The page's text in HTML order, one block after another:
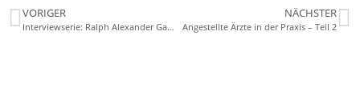
VORIGER
Interviewserie: Ralph Alexander Gaukler
NÄCHSTER
Angestellte Ärzte in der Praxis – Teil 2